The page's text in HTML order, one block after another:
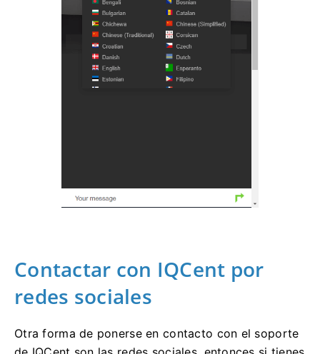
Contactar con IQCent por
redes sociales
Otra forma de ponerse en contacto con el soporte